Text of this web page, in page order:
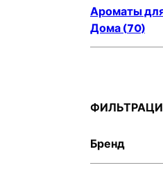
Ароматы
Дома (70)
Бренд